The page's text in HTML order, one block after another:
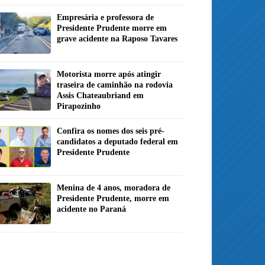
Empresária e professora de
Presidente Prudente morre em
grave acidente na Raposo Tavares
Motorista morre após atingir
traseira de caminhão na rodovia
Assis Chateaubriand em
Pirapozinho
Confira os nomes dos seis pré-
candidatos a deputado federal em
Presidente Prudente
Menina de 4 anos, moradora de
Presidente Prudente, morre em
acidente no Paraná